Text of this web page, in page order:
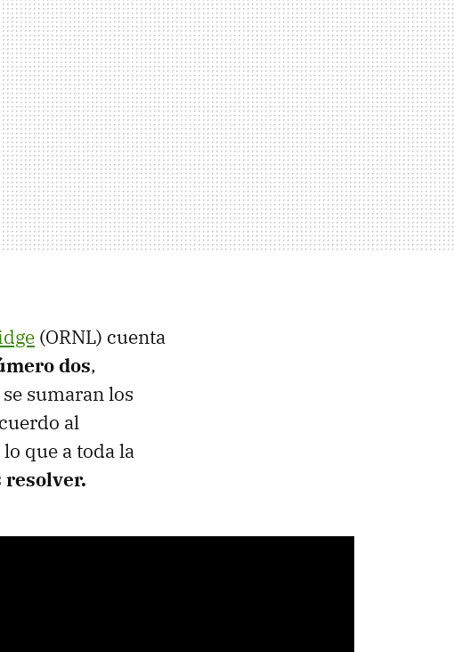
(ORNL) cuenta
dos,
sumaran los
al
que a toda la